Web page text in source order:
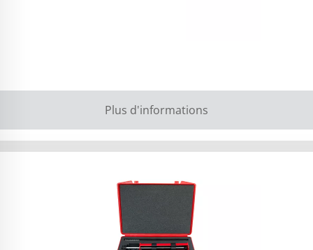
Plus d'informations